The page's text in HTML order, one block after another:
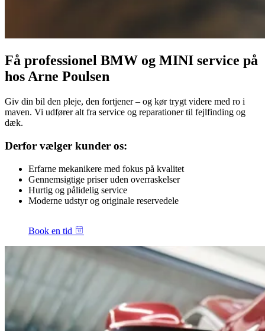
Få professionel BMW og MINI service på
hos Arne Poulsen
Giv din bil den pleje, den fortjener – og kør trygt videre med ro i
maven. Vi udfører alt fra service og reparationer til fejlfinding og
dæk.
Derfor vælger kunder os:
Erfarne mekanikere med fokus på kvalitet
Gennemsigtige priser uden overraskelser
Hurtig og pålidelig service
Moderne udstyr og originale reservedele
Book en tid